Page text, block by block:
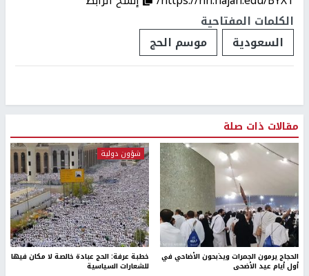
الكلمات المفتاحية
السعودية
موسم الحج
مقالات ذات صلة
الحجاج يرمون الجمرات ويذبحون الأضاحي في
أول أيام عيد الأضحى
شؤون دولية
خطبة عرفة: الحج عبادة خالصة لا مكان فيها
للشعارات السياسية